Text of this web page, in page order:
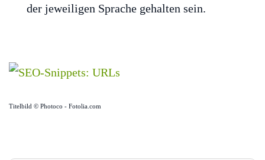
der jeweiligen Sprache gehalten sein.
Titelbild © Photoco - Fotolia.com